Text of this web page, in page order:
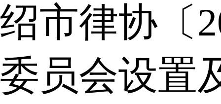
绍市律协〔
委员会设置